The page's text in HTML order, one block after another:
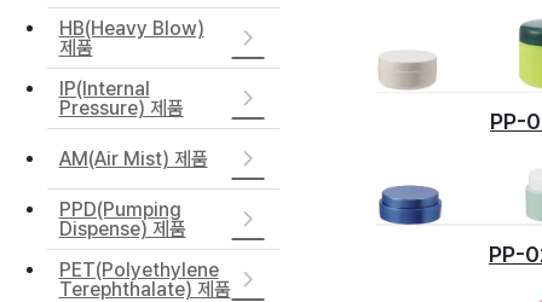
HB(Heavy Blow)
제품
IP(Internal
Pressure) 제품
AM(Air Mist) 제품
PPD(Pumping
Dispense) 제품
PET(Polyethylene
Terephthalate) 제품
PP-
PP-